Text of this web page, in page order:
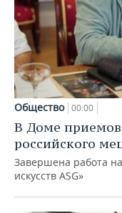
Общество 00:00
В Доме приемов
российского
Завершена работа
искусств ASG»